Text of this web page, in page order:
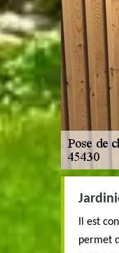
Il est
permet